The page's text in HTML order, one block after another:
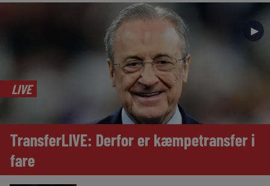
►
LIVE
TransferLIVE: Derfor er kæmpetransfer i
fare